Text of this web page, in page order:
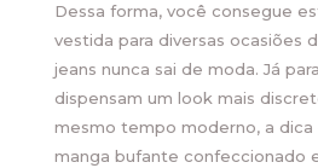
Dessa forma, você consegue
vestida para diversas ocasiões
jeans nunca sai de moda. Já
dispensam um look mais
mesmo tempo moderno, a dica
manga bufante confeccionado